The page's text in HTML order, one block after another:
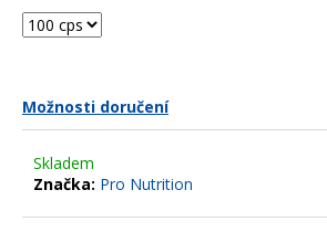
Možnosti doručení
Skladem
Značka: Pro Nutrition
D
o
p